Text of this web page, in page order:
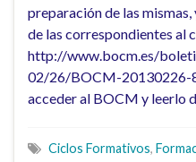
preparación de las
de las correspondientes al
http://www.bocm.es/
02/26/BOCM-20130226-
acceder al BOCM y leerlo
Ciclos Formativos,